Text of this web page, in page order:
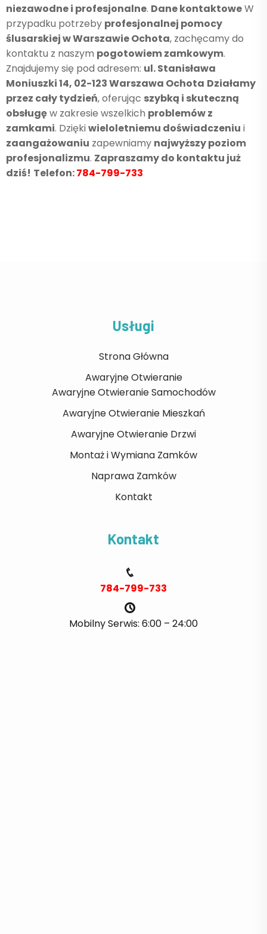
niezawodne i profesjonalne. Dane kontaktoweW
przypadku potrzeby profesjonalnej pomocy
ślusarskiej w Warszawie Ochota, zachęcamy do
kontaktu z naszym pogotowiem zamkowym.
Znajdujemy się pod adresem: ul. Stanisława
Moniuszki 14, 02-123 Warszawa Ochota Działamy
przez cały tydzień, oferując szybką i skuteczną
obsługęw zakresie wszelkich problemów z
zamkami. Dziękiwieloletniemu doświadczeniu i
zaangażowaniu zapewniamy najwyższy poziom
profesjonalizmu. Zapraszamy do kontaktu już
dziś! Telefon:784-799-733
Usługi
Strona Główna
Awaryjne Otwieranie
Awaryjne Otwieranie Samochodów
Awaryjne Otwieranie Mieszkań
Awaryjne Otwieranie Drzwi
Montaż i Wymiana Zamków
Naprawa Zamków
Kontakt
Kontakt
784-799-733
Mobilny Serwis: 6:00 – 24:00